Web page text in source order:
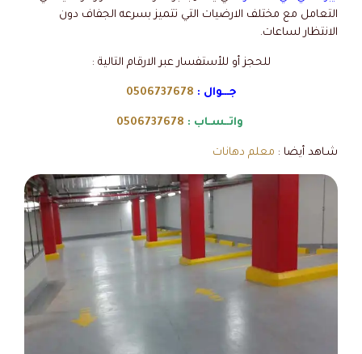
التعامل مع مختلف الارضيات التي تتميز بسرعه الجفاف دون
الانتظار لساعات.
للحجز أو للأستفسار عبر الارقام التالية :
جـــوال : 0506737678
واتــسـاب : 0506737678
شـاهد أيضا : معلم دهانات